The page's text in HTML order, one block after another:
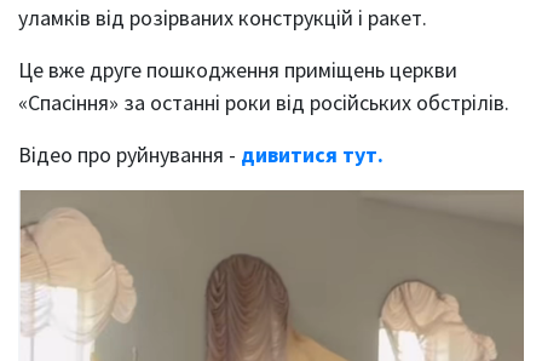
уламків від розірваних конструкцій і ракет.
Це вже друге пошкодження приміщень церкви
«Спасіння» за останні роки від російських обстрілів.
Відео про руйнування - дивитися тут.